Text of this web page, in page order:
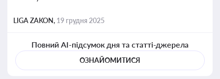
LIGA ZAKON, 19 грудня 2025
Повний AI-підсумок дня та статті-джерела
ОЗНАЙОМИТИСЯ